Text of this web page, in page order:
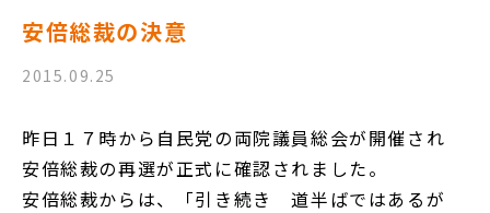
安倍総裁の決意
2015.09.25
昨日１７時から自民党の両院議員総会が開催され
安倍総裁の再選が正式に確認されました。
安倍総裁からは、「引き続き 道半ばではあるが